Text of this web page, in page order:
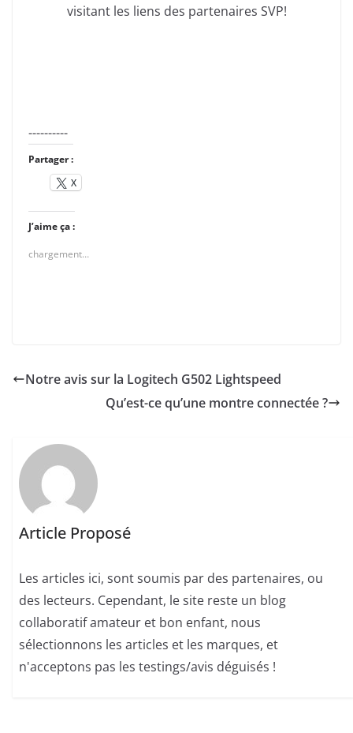
visitant les liens des partenaires SVP!
----------
Partager :
X
J’aime ça :
chargement…
Notre avis sur la Logitech G502 Lightspeed
Qu’est-ce qu’une montre connectée ?
Article Proposé
Les articles ici, sont soumis par des partenaires, ou
des lecteurs. Cependant, le site reste un blog
collaboratif amateur et bon enfant, nous
sélectionnons les articles et les marques, et
n'acceptons pas les testings/avis déguisés !